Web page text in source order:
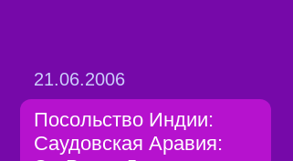
21.06.2006
Посольство Индии:
Саудовская Аравия: